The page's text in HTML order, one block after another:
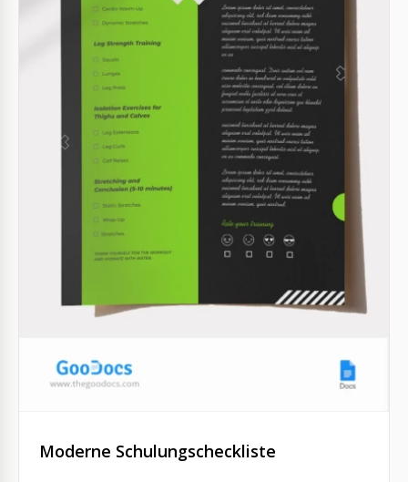
Moderne Schulungscheckliste